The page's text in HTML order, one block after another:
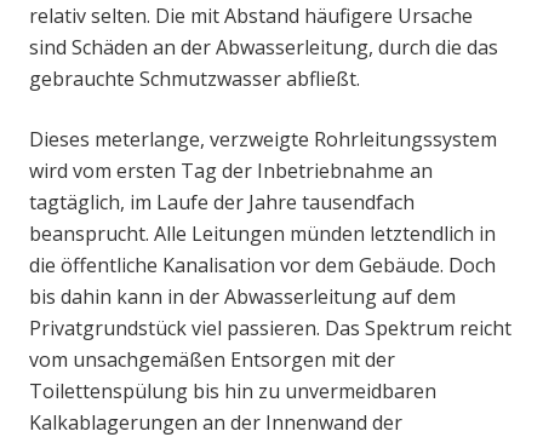
relativ selten. Die mit Abstand häufigere Ursache
sind Schäden an der Abwasserleitung, durch die das
gebrauchte Schmutzwasser abfließt.
Dieses meterlange, verzweigte Rohrleitungssystem
wird vom ersten Tag der Inbetriebnahme an
tagtäglich, im Laufe der Jahre tausendfach
beansprucht. Alle Leitungen münden letztendlich in
die öffentliche Kanalisation vor dem Gebäude. Doch
bis dahin kann in der Abwasserleitung auf dem
Privatgrundstück viel passieren. Das Spektrum reicht
vom unsachgemäßen Entsorgen mit der
Toilettenspülung bis hin zu unvermeidbaren
Kalkablagerungen an der Innenwand der